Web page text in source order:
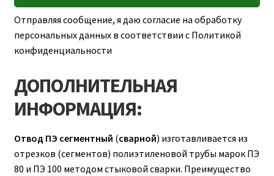
Отправляя сообщение, я даю согласие на обработку
персональных данных в соответствии с Политикой
конфиденциальности
ДОПОЛНИТЕЛЬНАЯ
ИНФОРМАЦИЯ:
Отвод ПЭ сегментный (сварной) изготавливается из
отрезков (сегментов) полиэтиленовой трубы марок ПЭ
80 и ПЭ 100 методом стыковой сварки. Преимущество